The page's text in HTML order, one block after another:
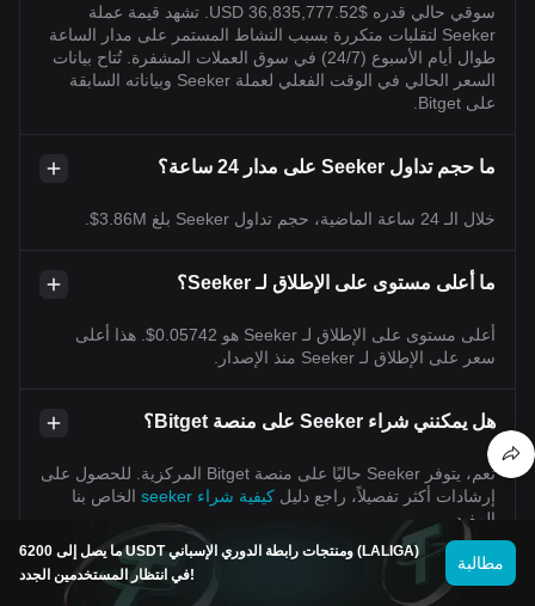
سوقي حالي قدره $36,835,777.52 USD. تشهد قيمة عملة
Seeker لتقلبات متكررة بسبب النشاط المستمر على مدار الساعة
طوال أيام الأسبوع (24/7) في سوق العملات المشفرة. تُتاح بيانات
السعر الحالي في الوقت الفعلي لعملة Seeker وبياناته السابقة
على Bitget.
ما حجم تداول Seeker على مدار 24 ساعة؟
خلال الـ 24 ساعة الماضية، حجم تداول Seeker بلغ 3.86M$.
ما أعلى مستوى على الإطلاق لـ Seeker؟
أعلى مستوى على الإطلاق لـ Seeker هو 0.05742$. هذا أعلى
سعر على الإطلاق لـ Seeker منذ الإصدار.
هل يمكنني شراء Seeker على منصة Bitget؟
نعم، يتوفر Seeker حاليًا على منصة Bitget المركزية. للحصول على
إرشادات أكثر تفصيلاً، راجع دليل كيفية شراء seeker
الخاص بنا
المفيد.
هل يمكنني تحقيق دخل ثابت من الاستثمار في
ما يصل إلى 6200 USDT ومنتجات رابطة الدوري الإسباني (LALIGA)
في انتظار المستخدمين الجدد!
مطالبة